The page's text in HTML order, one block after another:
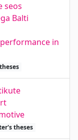
seos
Balti
in
theses